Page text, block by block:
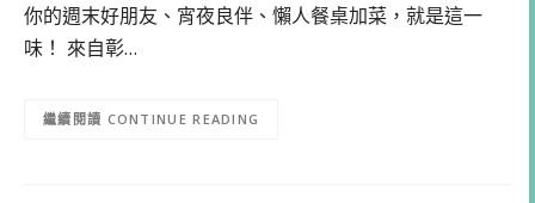
你的週末好朋友、宵夜良伴、懶人餐桌加菜，就是這一
味！ 來自彰…
CONTINUE READING